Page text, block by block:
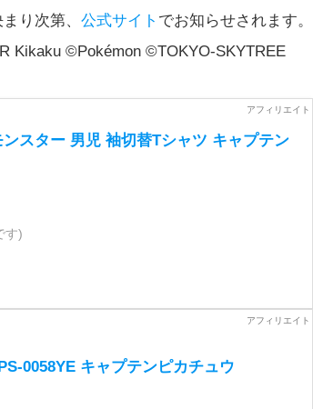
り次第、 公式サイト でお知らせされます。
Kikaku ©Pokémon ©TOKYO-SKYTREE
スター 男児 袖切替Tシャツ キャプテン
す)
0058YE キャプテンピカチュウ